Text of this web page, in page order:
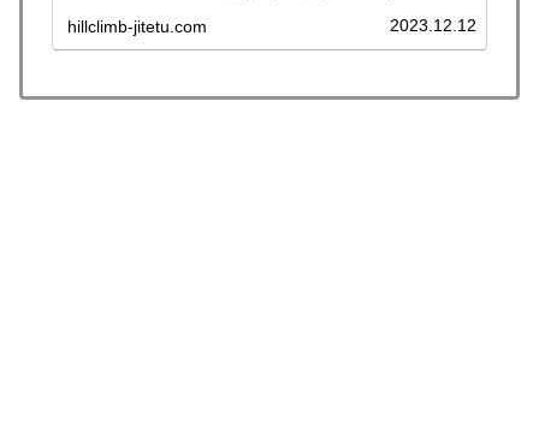
組みつつあるディスクブレーキ＋ダブ…
hillclimb-jitetu.com 2023.12.12